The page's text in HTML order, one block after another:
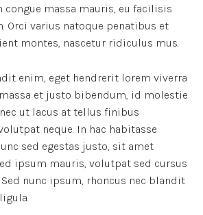
congue massa mauris, eu facilisis
Orci varius natoque penatibus et
montes, nascetur ridiculus mus.
enim, eget hendrerit lorem viverra
et justo bibendum, id molestie
ut lacus at tellus finibus
neque. In hac habitasse
sed egestas justo, sit amet
ipsum mauris, volutpat sed cursus
nunc ipsum, rhoncus nec blandit